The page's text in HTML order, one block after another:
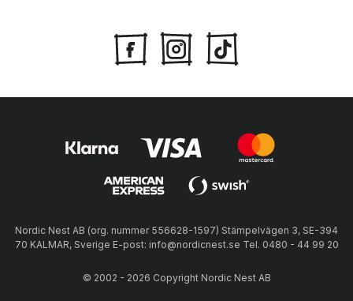
Nordic Nest AB (org. nummer 556628-1597) Stämpelvägen 3, SE-394
70 KALMAR, Sverige E-post: info@nordicnest.se Tel. 0480 - 44 99 20
© 2002 - 2026 Copyright Nordic Nest AB